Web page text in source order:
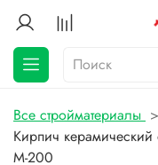
Все стройматериалы
Кирпич
М-200